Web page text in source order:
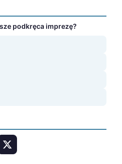
podkręca imprezę?